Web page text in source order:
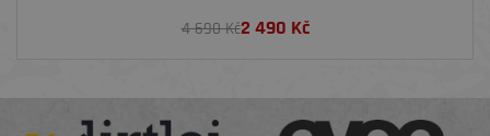
4 690 Kč2 490 Kč